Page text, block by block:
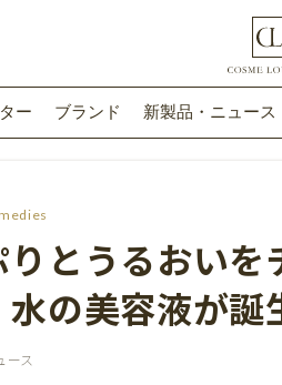
ー ブランド 新製品・ニュース
りとうるおいを
の美容液が誕
ース